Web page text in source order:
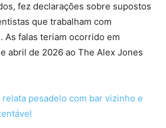
fez declarações sobre supostos
que trabalham com
As falas teriam ocorrido em
abril de 2026 ao The Alex Jones
relata pesadelo com bar vizinho e